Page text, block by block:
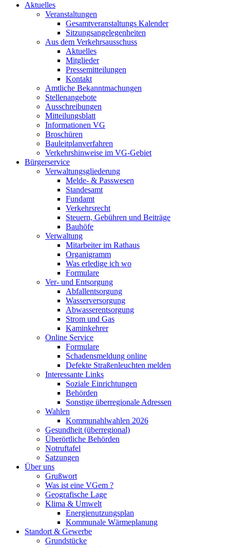
Aktuelles
Veranstaltungen
Gesamtveranstaltungs Kalender
Sitzungsangelegenheiten
Aus dem Verkehrsausschuss
Aktuelles
Mitglieder
Pressemitteilungen
Kontakt
Amtliche Bekanntmachungen
Stellenangebote
Ausschreibungen
Mitteilungsblatt
Informationen VG
Broschüren
Bauleitplanverfahren
Verkehrshinweise im VG-Gebiet
Bürgerservice
Verwaltungsgliederung
Melde- & Passwesen
Standesamt
Fundamt
Verkehrsrecht
Steuern, Gebühren und Beiträge
Bauhöfe
Verwaltung
Mitarbeiter im Rathaus
Organigramm
Was erledige ich wo
Formulare
Ver- und Entsorgung
Abfallentsorgung
Wasserversorgung
Abwasserentsorgung
Strom und Gas
Kaminkehrer
Online Service
Formulare
Schadensmeldung online
Defekte Straßenleuchten melden
Interessante Links
Soziale Einrichtungen
Behörden
Sonstige überregionale Adressen
Wahlen
Kommunahlwahlen 2026
Gesundheit (überregional)
Überörtliche Behörden
Notruftafel
Satzungen
Über uns
Grußwort
Was ist eine VGem ?
Geografische Lage
Klima & Umwelt
Energienutzungsplan
Kommunale Wärmeplanung
Standort & Gewerbe
Grundstücke